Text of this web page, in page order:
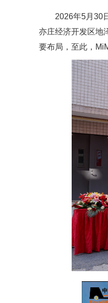
2026年5月30
亦庄经济开发区地
要布局，至此，